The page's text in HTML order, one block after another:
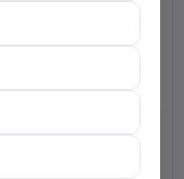
8 карактери